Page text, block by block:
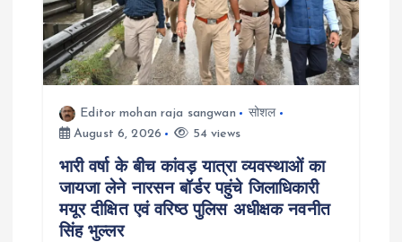
Editor mohan raja sangwan
सोशल
August 6, 2026
54 views
भारी वर्षा के बीच कांवड़ यात्रा व्यवस्थाओं का
जायजा लेने नारसन बॉर्डर पहुंचे जिलाधिकारी
मयूर दीक्षित एवं वरिष्ठ पुलिस अधीक्षक नवनीत
सिंह भुल्लर